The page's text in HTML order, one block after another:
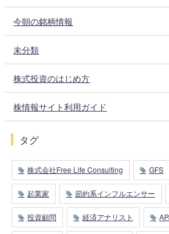
今朝の銘柄情報
未分類
株式投資のはじめ方
株情報サイト利用ガイド
タグ
株式会社Free Life Consulting GFS
起業家 節約系インフルエンサー
投資顧問 経済アナリスト